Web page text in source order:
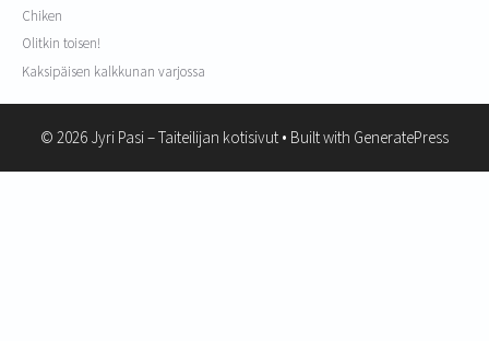
Chiken
Olitkin toisen!
Kaksipäisen kalkkunan varjossa
© 2026 Jyri Pasi – Taiteilijan kotisivut • Built with GeneratePress